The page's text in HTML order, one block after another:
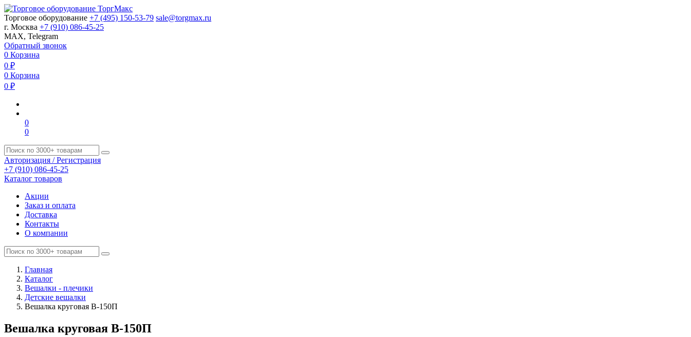
Торговое оборудование +7 (495) 150-53-79 sale@torgmax.ru
г. Москва +7 (910) 086-45-25
MAX, Telegram
Обратный звонок
0 Корзина
0 ₽
0 Корзина
0 ₽
0
0
Авторизация / Регистрация
+7 (910) 086-45-25
Каталог товаров
Акции
Заказ и оплата
Доставка
Контакты
О компании
Главная
Каталог
Вешалки - плечики
Детские вешалки
Вешалка круговая В-150П
Вешалка круговая В-150П